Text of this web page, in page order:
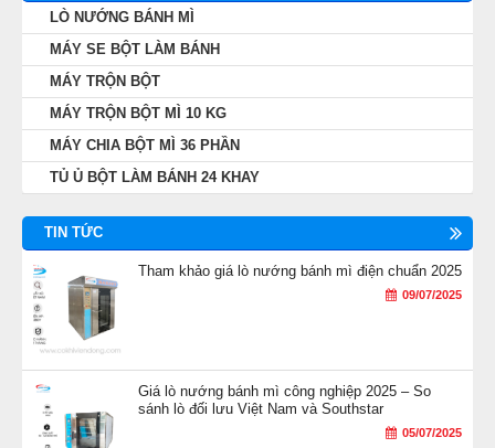
LÒ NƯỚNG BÁNH MÌ
MÁY SE BỘT LÀM BÁNH
MÁY TRỘN BỘT
MÁY TRỘN BỘT MÌ 10 KG
MÁY CHIA BỘT MÌ 36 PHẦN
TỦ Ủ BỘT LÀM BÁNH 24 KHAY
TIN TỨC
Tham khảo giá lò nướng bánh mì điện chuẩn 2025
09/07/2025
Giá lò nướng bánh mì công nghiệp 2025 – So
sánh lò đối lưu Việt Nam và Southstar
05/07/2025